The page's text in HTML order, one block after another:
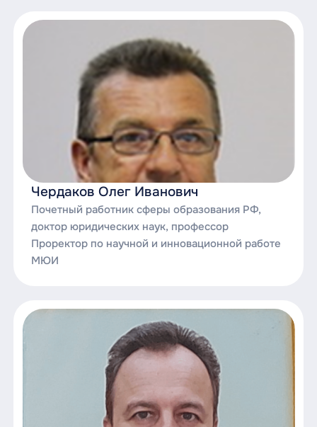
Чердаков Олег Иванович
Почетный работник сферы образования РФ,
доктор юридических наук, профессор
Проректор по научной и инновационной работе
МЮИ